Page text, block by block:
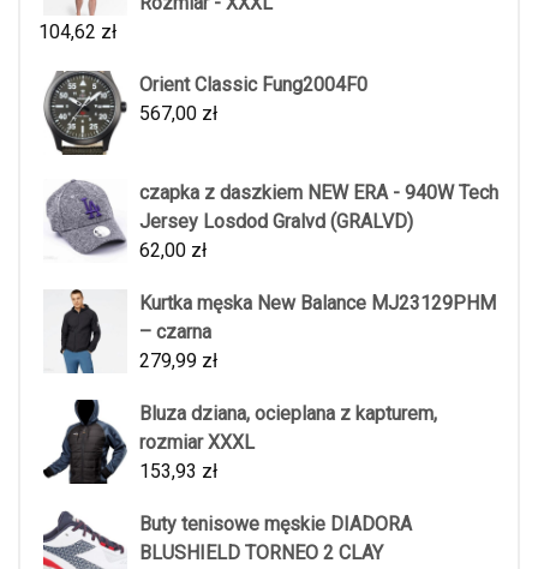
104,62 zł
Orient Classic Fung2004F0
567,00 zł
czapka z daszkiem NEW ERA - 940W Tech
Jersey Losdod Gralvd (GRALVD)
62,00 zł
Kurtka męska New Balance MJ23129PHM
– czarna
279,99 zł
Bluza dziana, ocieplana z kapturem,
rozmiar XXXL
153,93 zł
Buty tenisowe męskie DIADORA
BLUSHIELD TORNEO 2 CLAY